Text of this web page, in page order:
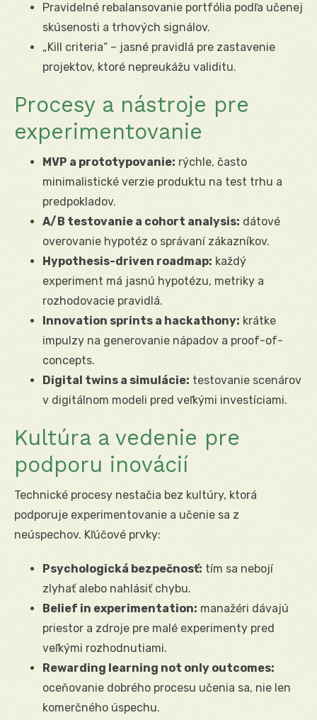
Pravidelné rebalansovanie portfólia podľa učenej
skúsenosti a trhových signálov.
„Kill criteria“ – jasné pravidlá pre zastavenie
projektov, ktoré nepreukážu validitu.
Procesy a nástroje pre
experimentovanie
MVP a prototypovanie: rýchle, často
minimalistické verzie produktu na test trhu a
predpokladov.
A/B testovanie a cohort analysis: dátové
overovanie hypotéz o správaní zákazníkov.
Hypothesis-driven roadmap: každý
experiment má jasnú hypotézu, metriky a
rozhodovacie pravidlá.
Innovation sprints a hackathony: krátke
impulzy na generovanie nápadov a proof-of-
concepts.
Digital twins a simulácie: testovanie scenárov
v digitálnom modeli pred veľkými investíciami.
Kultúra a vedenie pre
podporu inovácií
Technické procesy nestačia bez kultúry, ktorá
podporuje experimentovanie a učenie sa z
neúspechov. Kľúčové prvky:
Psychologická bezpečnosť: tím sa nebojí
zlyhať alebo nahlásiť chybu.
Belief in experimentation: manažéri dávajú
priestor a zdroje pre malé experimenty pred
veľkými rozhodnutiami.
Rewarding learning not only outcomes:
oceňovanie dobrého procesu učenia sa, nie len
komerčného úspechu.